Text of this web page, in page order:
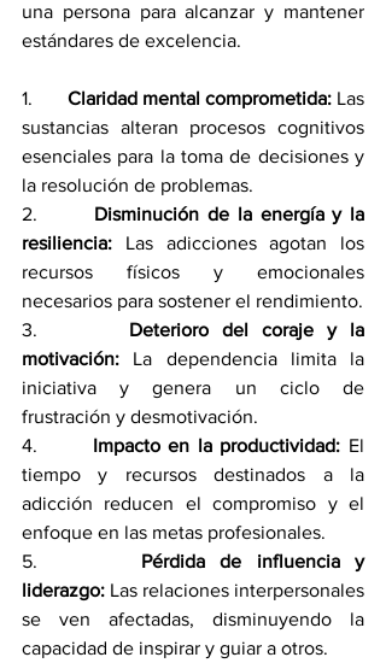
una persona para alcanzar y mantener
estándares de excelencia.
1. Claridad mental comprometida: Las
sustancias alteran procesos cognitivos
esenciales para la toma de decisiones y
la resolución de problemas.
2. Disminución de la energía y la
resiliencia: Las adicciones agotan los
recursos físicos y emocionales
necesarios para sostener el rendimiento.
3. Deterioro del coraje y la
motivación: La dependencia limita la
iniciativa y genera un ciclo de
frustración y desmotivación.
4. Impacto en la productividad: El
tiempo y recursos destinados a la
adicción reducen el compromiso y el
enfoque en las metas profesionales.
5. Pérdida de influencia y
liderazgo: Las relaciones interpersonales
se ven afectadas, disminuyendo la
capacidad de inspirar y guiar a otros.